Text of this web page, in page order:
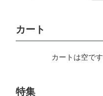
カート
カートは空です
特集